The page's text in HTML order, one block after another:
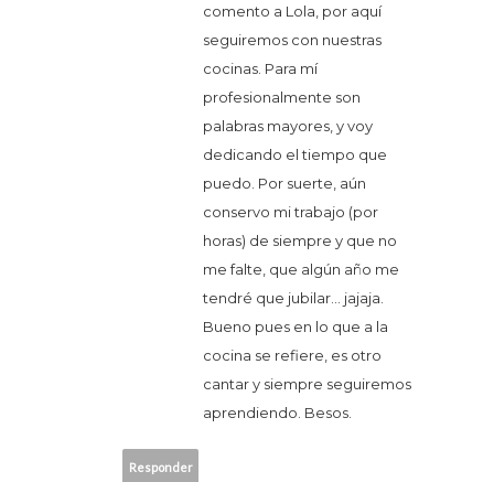
comento a Lola, por aquí
seguiremos con nuestras
cocinas. Para mí
profesionalmente son
palabras mayores, y voy
dedicando el tiempo que
puedo. Por suerte, aún
conservo mi trabajo (por
horas) de siempre y que no
me falte, que algún año me
tendré que jubilar... jajaja.
Bueno pues en lo que a la
cocina se refiere, es otro
cantar y siempre seguiremos
aprendiendo. Besos.
Responder